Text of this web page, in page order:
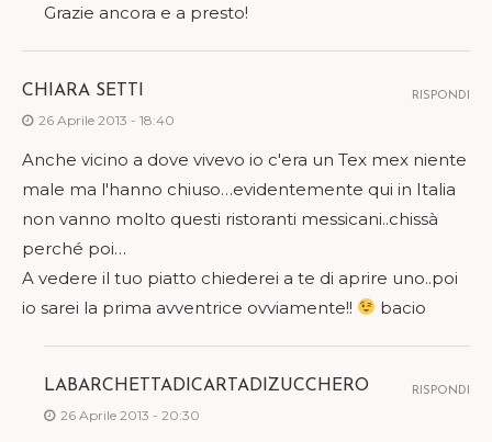
Grazie ancora e a presto!
CHIARA SETTI
26 Aprile 2013 - 18:40
Anche vicino a dove vivevo io c'era un Tex mex niente
male ma l'hanno chiuso…evidentemente qui in Italia
non vanno molto questi ristoranti messicani..chissà
perché poi…
A vedere il tuo piatto chiederei a te di aprire uno..poi
io sarei la prima avventrice ovviamente!!
bacio
RISPONDI
LABARCHETTADICARTADIZUCCHERO
26 Aprile 2013 - 20:30
RISPONDI